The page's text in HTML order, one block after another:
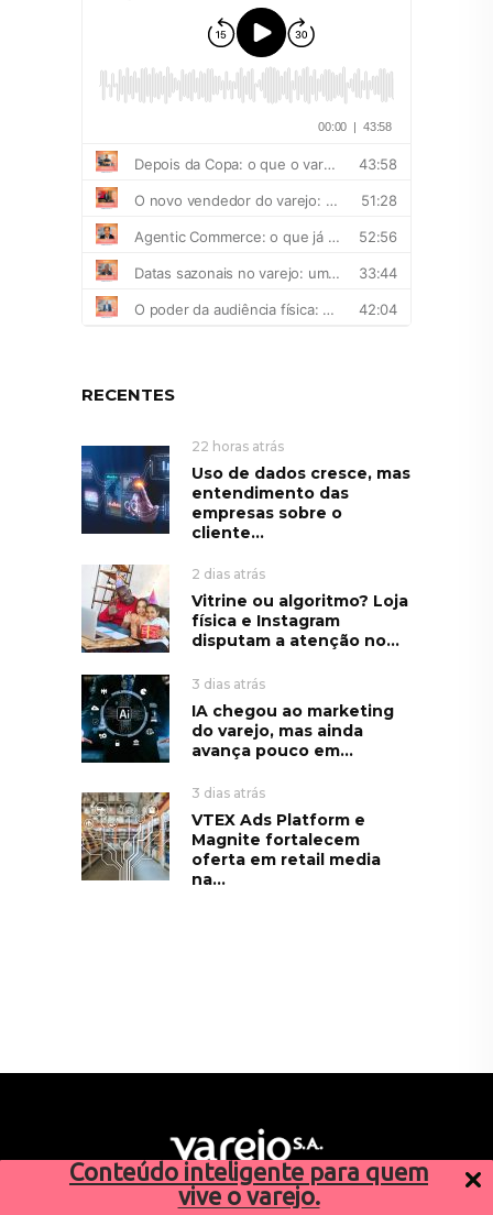
Conteúdo inteligente para quem
vive o varejo.
RECENTES
22 horas atrás
Uso de dados cresce, mas
entendimento das
empresas sobre o
cliente...
2 dias atrás
Vitrine ou algoritmo? Loja
física e Instagram
disputam a atenção no...
3 dias atrás
IA chegou ao marketing
do varejo, mas ainda
avança pouco em...
3 dias atrás
VTEX Ads Platform e
Magnite fortalecem
oferta em retail media
na...